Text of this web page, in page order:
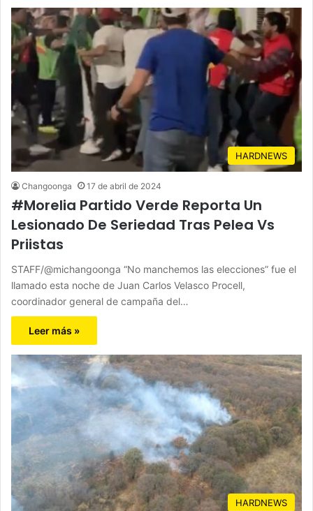
HARDNEWS
Changoonga 17 de abril de 2024
#Morelia Partido Verde Reporta Un
Lesionado De Seriedad Tras Pelea Vs
Priistas
STAFF/@michangoonga “No manchemos las elecciones” fue el
llamado esta noche de Juan Carlos Velasco Procell,
coordinador general de campaña del…
Leer más »
HARDNEWS